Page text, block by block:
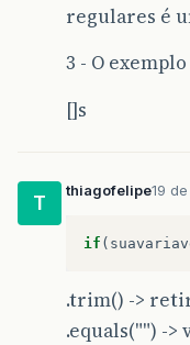
regulares é
3 - O
[]s
T
thiagofelipe19
if (
.trim() ->
.equals("") -